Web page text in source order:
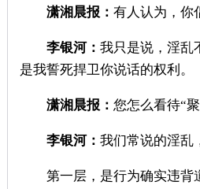
潇湘晨报： 有人认为，你
李银河： 我只是说，淫乱
是我誓死捍卫你说话的权利。
潇湘晨报： 您怎么看待“
李银河： 我们常说的淫乱
第一层，是行为确实违背道